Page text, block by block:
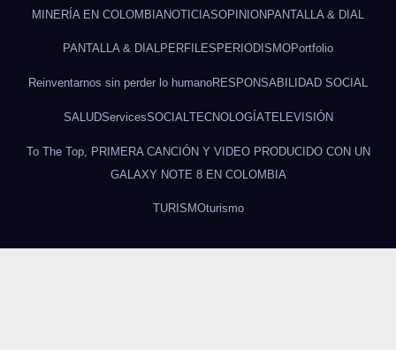
MINERÍA EN COLOMBIANOTICIASOPINIONPANTALLA & DIAL
PANTALLA & DIALPERFILES PERIODISMOPortfolio
Reinventarnos sin perder lo humanoRESPONSABILIDAD SOCIAL
SALUDServicesSOCIAL TECNOLOGÍATELEVISIÓN
To The Top, PRIMERA CANCIÓN Y VIDEO PRODUCIDO CON UN
GALAXY NOTE 8 EN COLOMBIA
TURISMOturismo